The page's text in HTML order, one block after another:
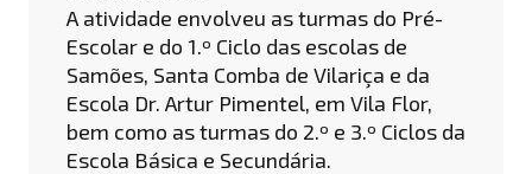
A atividade envolveu as turmas do Pré-
Escolar e do 1.º Ciclo das escolas de
Samões, Santa Comba de Vilariça e da
Escola Dr. Artur Pimentel, em Vila Flor,
bem como as turmas do 2.º e 3.º Ciclos da
Escola Básica e Secundária.